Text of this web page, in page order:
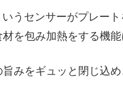
うセンサーがプレー
を包み加熱をする機能
みをギュッと閉じ込め